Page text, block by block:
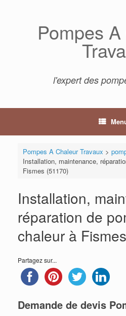
Pompes
l'expert des
Pompes A Chaleur Travaux >
Installation, maintenance,
Fismes (51170)
Installation,
réparation de
chaleur à
Partagez sur...
Demande de devis